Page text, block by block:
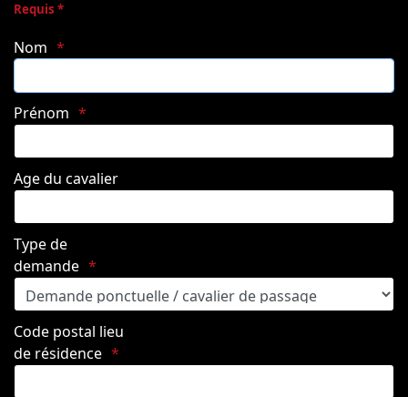
Requis *
Nom
Prénom
Age du cavalier
Type de
demande
Code postal lieu
de résidence